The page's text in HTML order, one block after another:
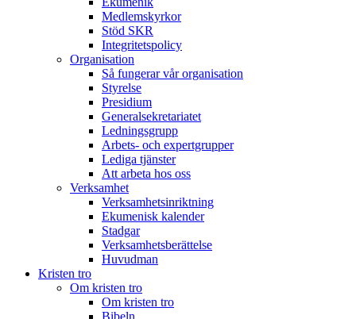
Medlemskyrkor
Stöd SKR
Integritetspolicy
Organisation
Så fungerar vår organisation
Styrelse
Presidium
Generalsekretariatet
Ledningsgrupp
Arbets- och expertgrupper
Lediga tjänster
Att arbeta hos oss
Verksamhet
Verksamhetsinriktning
Ekumenisk kalender
Stadgar
Verksamhetsberättelse
Huvudman
Kristen tro
Om kristen tro
Om kristen tro
Bibeln